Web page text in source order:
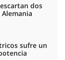
dos
sufre un